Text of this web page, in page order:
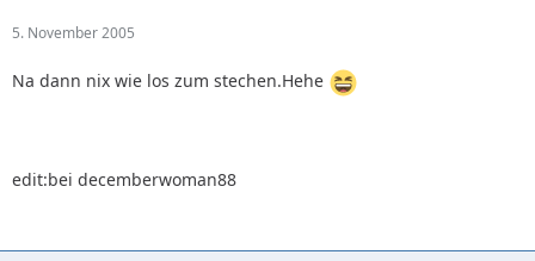
5. November 2005
Na dann nix wie los zum stechen.Hehe
edit:bei decemberwoman88